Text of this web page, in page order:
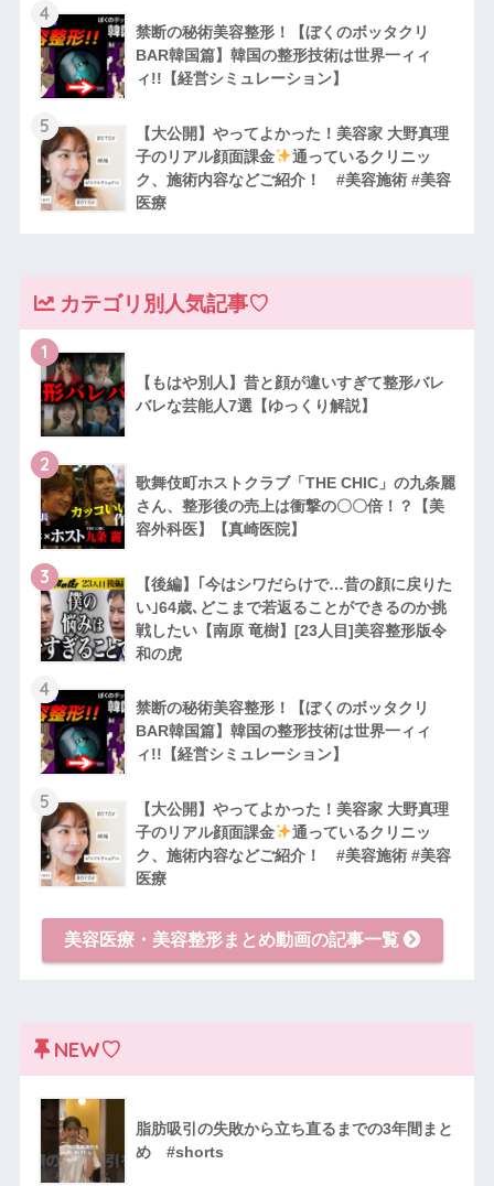
4
禁断の秘術美容整形！【ぼくのボッタクリ
BAR韓国篇】韓国の整形技術は世界一ィィ
ィ!!【経営シミュレーション】
5
【大公開】やってよかった！美容家 大野真理
子のリアル顔面課金
通っているクリニッ
ク、施術内容などご紹介！ #美容施術 #美容
医療
カテゴリ別人気記事♡
1
【もはや別人】昔と顔が違いすぎて整形バレ
バレな芸能人7選【ゆっくり解説】
2
歌舞伎町ホストクラブ「THE CHIC」の九条麗
さん、整形後の売上は衝撃の〇〇倍！？【美
容外科医】【真崎医院】
3
【後編】｢今はシワだらけで…昔の顔に戻りた
い｣64歳､どこまで若返ることができるのか挑
戦したい【南原 竜樹】[23人目]美容整形版令
和の虎
4
禁断の秘術美容整形！【ぼくのボッタクリ
BAR韓国篇】韓国の整形技術は世界一ィィ
ィ!!【経営シミュレーション】
5
【大公開】やってよかった！美容家 大野真理
子のリアル顔面課金
通っているクリニッ
ク、施術内容などご紹介！ #美容施術 #美容
医療
美容医療・美容整形まとめ動画の記事一覧
NEW♡
脂肪吸引の失敗から立ち直るまでの3年間まと
め #shorts